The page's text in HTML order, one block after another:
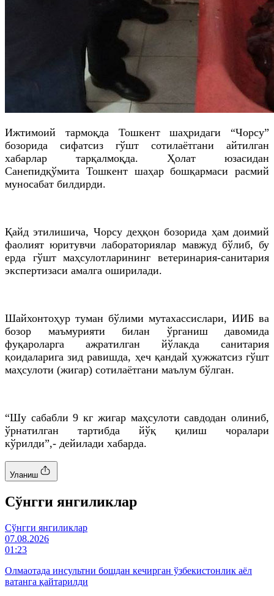
Ижтимоий тармоқда Тошкент шаҳридаги “Чорсу”
бозорида сифатсиз гўшт сотилаётгани айтилган
хабарлар тарқалмоқда. Ҳолат юзасидан
Санепидқўмита Тошкент шаҳар бошқармаси расмий
муносабат билдирди.
Қайд этилишича, Чорсу деҳқон бозорида ҳам доимий
фаолият юритувчи лабораториялар мавжуд бўлиб, бу
ерда гўшт маҳсулотларининг ветеринария-санитария
экспертизаси амалга оширилади.
Шайхонтоҳур туман бўлими мутахассислари, ИИБ ва
бозор маъмурияти билан ўрганиш давомида
фуқароларга ажратилган йўлакда санитария
қоидаларига зид равишда, ҳеч қандай ҳужжатсиз гўшт
маҳсулоти (жигар) сотилаётгани маълум бўлган.
“Шу сабабли 9 кг жигар маҳсулоти савдодан олиниб,
ўрнатилган тартибда йўқ қилиш чоралари
кўрилди”,- дейилади хабарда.
Уланиш
Cўнгги янгиликлар
Cўнгги янгиликлар
07.08.2026
01:23
Олмаотада инсультни бошдан кечирган ўзбекистонлик аёл
ватанга қайтарилди